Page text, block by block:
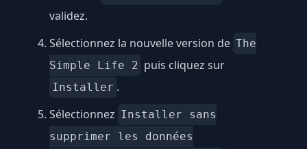
validez.
Sélectionnez la nouvelle version de The
Simple Life 2 puis cliquez sur
Installer .
Sélectionnez Installer sans
supprimer les données